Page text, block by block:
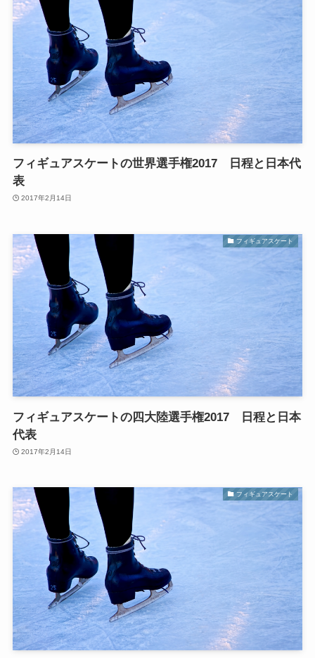
フィギュアスケートの世界選手権2017 日程と日本代
表
2017年2月14日
フィギュアスケート
フィギュアスケートの四大陸選手権2017 日程と日本
代表
2017年2月14日
フィギュアスケート